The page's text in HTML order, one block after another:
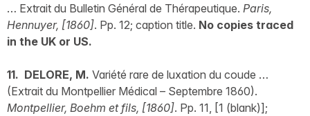
… Extrait du Bulletin Général de Thérapeutique. Paris,
Hennuyer, [1860]. Pp. 12; caption title. No copies traced
in the UK or US.
11. DELORE, M. Variété rare de luxation du coude …
(Extrait du Montpellier Médical – Septembre 1860).
Montpellier, Boehm et fils, [1860]. Pp. 11, [1 (blank)];